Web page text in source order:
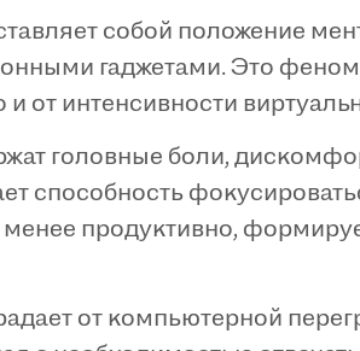
собой положение
гаджетами. Это
от интенсивности
головные боли,
способность
продуктивно,
от компьютерной